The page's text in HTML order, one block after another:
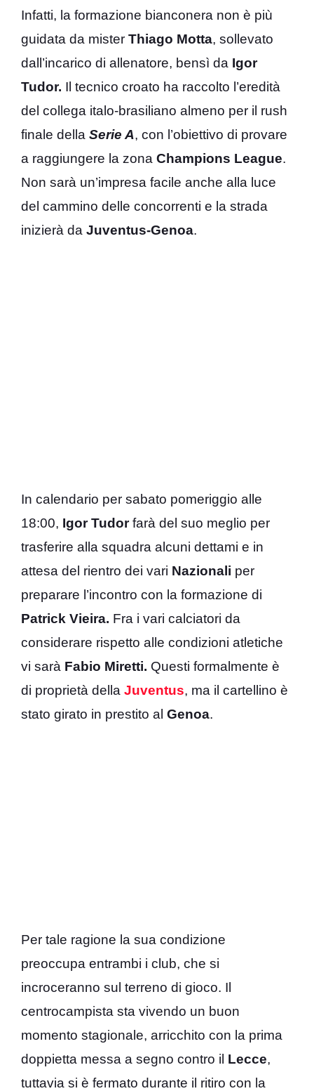
Infatti, la formazione bianconera non è più
guidata da mister Thiago Motta, sollevato
dall’incarico di allenatore, bensì da Igor
Tudor. Il tecnico croato ha raccolto l’eredità
del collega italo-brasiliano almeno per il rush
finale della Serie A, con l’obiettivo di provare
a raggiungere la zona Champions League.
Non sarà un’impresa facile anche alla luce
del cammino delle concorrenti e la strada
inizierà da Juventus-Genoa.
In calendario per sabato pomeriggio alle
18:00, Igor Tudorfarà del suo meglio per
trasferire alla squadra alcuni dettami e in
attesa del rientro dei vari Nazionali per
preparare l’incontro con la formazione di
Patrick Vieira. Fra i vari calciatori da
considerare rispetto alle condizioni atletiche
vi sarà Fabio Miretti. Questi formalmente è
di proprietà della Juventus, ma il cartellino è
stato girato in prestito al Genoa.
Per tale ragione la sua condizione
preoccupa entrambi i club, che si
incroceranno sul terreno di gioco. Il
centrocampista sta vivendo un buon
momento stagionale, arricchito con la prima
doppietta messa a segno contro il Lecce,
tuttavia si è fermato durante il ritiro con la